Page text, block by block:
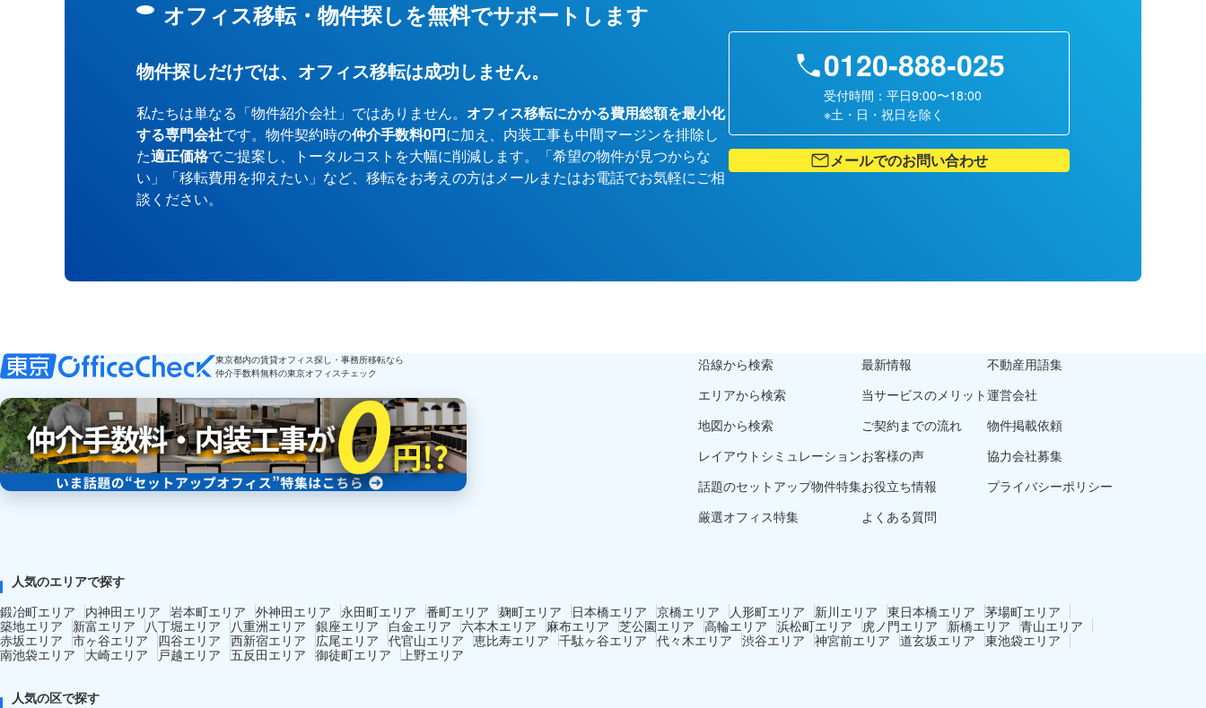
オフィス移転・物件探しを無料でサポートします
物件探しだけでは、オフィス移転は成功しません。
私たちは単なる「物件紹介会社」ではありません。 オフィス移転にかかる費用総額を最小化
する専門会社です。物件契約時の仲介手数料0円に加え、内装工事も中間マージンを排除し
た適正価格でご提案し、トータルコストを大幅に削減します。「希望の物件が見つからな
い」「移転費用を抑えたい」など、移転をお考えの方はメールまたはお電話でお気軽にご相
談ください。
0120-888-025
受付時間：平日9:00〜18:00
※土・日・祝日を除く
メールでのお問い合わせ
東京都内の賃貸オフィス探し・事務所移転なら
仲介手数料無料の東京オフィスチェック
沿線から検索
エリアから検索
地図から検索
レイアウトシミュレーション
話題のセットアップ物件特集
厳選オフィス特集
最新情報
当サービスのメリット
ご契約までの流れ
お客様の声
お役立ち情報
よくある質問
不動産用語集
運営会社
物件掲載依頼
協力会社募集
プライバシーポリシー
人気のエリアで探す
鍛冶町エリア
内神田エリア 岩本町エリア 外神田エリア 永田町エリア 番町エリア 麹町エリア 日本橋エリア 京橋エリア 人形町エリア 新川エリア 東日本橋エリア 茅場町エリア
築地エリア
新富エリア 八丁堀エリア 八重洲エリア 銀座エリア 白金エリア 六本木エリア 麻布エリア 芝公園エリア 高輪エリア 浜松町エリア 虎ノ門エリア 新橋エリア 青山エリア
赤坂エリア 市ヶ谷エリア 四谷エリア 西新宿エリア 広尾エリア 代官山エリア 恵比寿エリア 千駄ヶ谷エリア 代々木エリア 渋谷エリア 神宮前エリア 道玄坂エリア 東池袋エリア
南池袋エリア
大崎エリア 戸越エリア 五反田エリア 御徒町エリア 上野エリア
人気の区で探す